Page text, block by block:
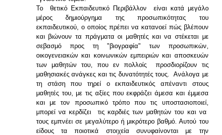
Το θετικό Εκπαιδευτικό Περιβάλλον είναι κατά μεγάλο
μέρος δημιούργημα της προσωπικότητας του
εκπαιδευτικού, ο οποίος πρέπει να κατανοεί πώς βλέπουν
και βιώνουν τα πράγματα οι μαθητές και να στέκεται με
σεβασμό προς τη "βιογραφία" των προσωπικών,
οικογενειακών και κοινωνικών εμπειριών και αποσκευών
των μαθητών του, που εν πολλοίς προσδιορίζουν τις
μαθησιακές ανάγκες και τις δυνατότητές τους. Ανάλογα με
τη στάση που τηρεί ο εκπαιδευτικός απέναντι στους
μαθητές του, με τις αξίες που εκφράζει άμεσα και έμμεσα
και με τον προσωπικό τρόπο που τις υποστασιοποιεί,
μπορεί να κερδίζει τις καρδιές των μαθητών του και να
τους εμπνέει σε μεγαλύτερο ή μικρότερο βαθμό. Αυτού του
είδους τα ποιοτικά στοιχεία συνυφαίνονται με την